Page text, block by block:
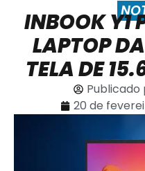
INBOOK Y1
LAPTOP
TELA DE
Publicado
20 de